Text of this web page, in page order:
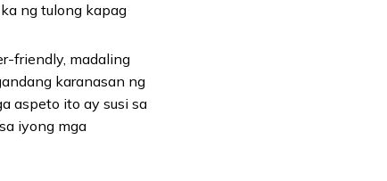
ng tulong kapag
friendly, madaling
karanasan ng
aspeto ito ay susi sa
iyong mga